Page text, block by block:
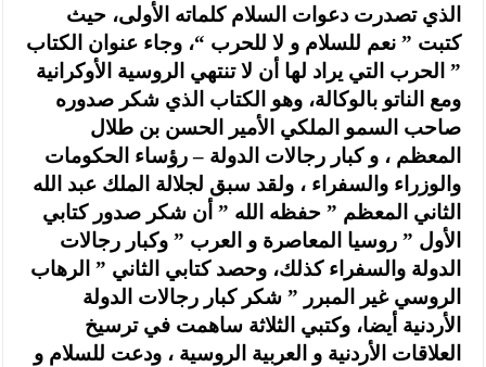
الذي تصدرت دعوات السلام كلماته الأولى، حيث
كتبت ” نعم للسلام و لا للحرب “، وجاء عنوان الكتاب
” الحرب التي يراد لها أن لا تنتهي الروسية الأوكرانية
ومع الناتو بالوكالة، وهو الكتاب الذي شكر صدوره
صاحب السمو الملكي الأمير الحسن بن طلال
المعظم ، و كبار رجالات الدولة – رؤساء الحكومات
والوزراء والسفراء ، ولقد سبق لجلالة الملك عبد الله
الثاني المعظم ” حفظه الله ” أن شكر صدور كتابي
الأول ” روسيا المعاصرة و العرب ” وكبار رجالات
الدولة والسفراء كذلك، وحصد كتابي الثاني ” الرهاب
الروسي غير المبرر ” شكر كبار رجالات الدولة
الأردنية أيضا، وكتبي الثلاثة ساهمت في ترسيخ
العلاقات الأردنية و العربية الروسية ، ودعت للسلام و